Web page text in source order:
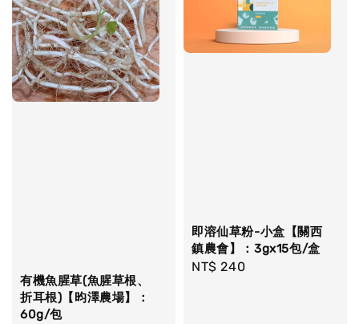
有機魚腥草(魚腥草根、
折耳根)【昀澤農場】：
60g/包
即溶仙草粉-小盒【關西
鎮農會】：3gx15包/盒
Regular
NT$ 240